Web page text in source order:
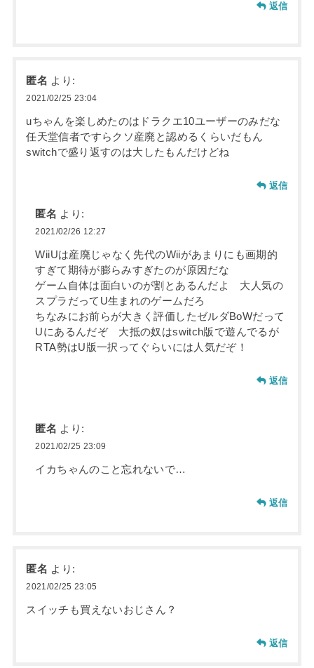
返信
匿名 より:
2021/02/25 23:04
uちゃんを楽しめたのはドラクエ10ユーザーのみだな
任天堂信者ですらクソ産廃と認めるくらいだもん
switchで盛り返すのは大したもんだけどね
返信
匿名 より:
2021/02/26 12:27
WiiUは産廃じゃなく先代のWiiがあまりにも画期的
すぎて期待が膨らみすぎたのが原因だな
ゲーム自体は面白いのが割とあるんだよ 大人気の
スプラだってU生まれのゲームだろ
ちなみにお前らが大きく評価したゼルダBoWだって
Uにあるんだぞ 大抵の奴はswitch版で遊んでるが
RTA勢はU版一択ってぐらいには人気だぞ！
返信
匿名 より:
2021/02/25 23:09
イカちゃんのこと忘れないで…
返信
匿名 より:
2021/02/25 23:05
スイッチも買えないおじさん？
返信